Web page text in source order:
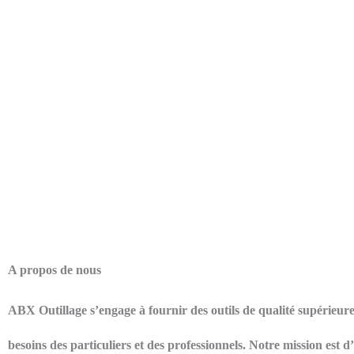
A propos de nous
ABX Outillage s’engage à fournir des outils de qualité
besoins des particuliers et des professionnels. Notre mission est